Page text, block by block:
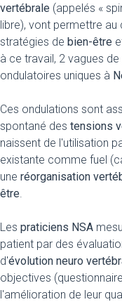
vertébrale (appelés «
libre), vont permettre
stratégies de bien-être
à ce travail, 2 vagues de
ondulatoires uniques à
Ces ondulations sont
spontané des tensions
naissent de l'utilisation
existante comme fuel
une réorganisation
être.
Les praticiens NSA
patient par des
d'évolution neuro
objectives
l'amélioration de leur